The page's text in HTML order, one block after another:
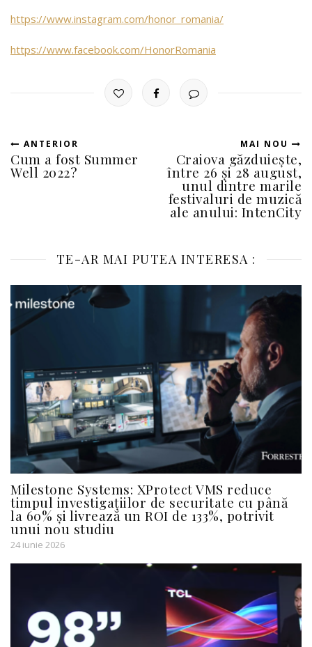
https://www.instagram.com/honor_romania/
https://www.facebook.com/HonorRomania
ANTERIOR
Cum a fost Summer
Well 2022?
MAI NOU
Craiova găzduiește,
între 26 și 28 august,
unul dintre marile
festivaluri de muzică
ale anului: IntenCity
TE-AR MAI PUTEA INTERESA :
Milestone Systems: XProtect VMS reduce
timpul investigațiilor de securitate cu până
la 60% și livrează un ROI de 133%, potrivit
unui nou studiu
24 iunie 2026